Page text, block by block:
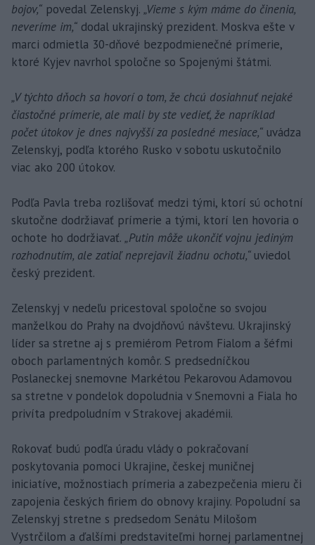
bojov,“ povedal Zelenskyj. „Vieme s kým máme do činenia,
neveríme im,“ dodal ukrajinský prezident. Moskva ešte v
marci odmietla 30-dňové bezpodmienečné prímerie,
ktoré Kyjev navrhol spoločne so Spojenými štátmi.
„V týchto dňoch sa hovorí o tom, že chcú dosiahnuť nejaké
čiastočné prímerie, ale mali by ste vedieť, že napríklad
počet útokov je dnes najvyšší za posledné mesiace,“ uvádza
Zelenskyj, podľa ktorého Rusko v sobotu uskutočnilo
viac ako 200 útokov.
Podľa Pavla treba rozlišovať medzi tými, ktorí sú ochotní
skutočne dodržiavať prímerie a tými, ktorí len hovoria o
ochote ho dodržiavať. „Putin môže ukončiť vojnu jediným
rozhodnutím, ale zatiaľ neprejavil žiadnu ochotu,“ uviedol
český prezident.
Zelenskyj v nedeľu pricestoval spoločne so svojou
manželkou do Prahy na dvojdňovú návštevu. Ukrajinský
líder sa stretne aj s premiérom Petrom Fialom a šéfmi
oboch parlamentných komôr. S predsedníčkou
Poslaneckej snemovne Markétou Pekarovou Adamovou
sa stretne v pondelok dopoludnia v Snemovni a Fiala ho
privíta predpoludním v Strakovej akadémii.
Rokovať budú podľa úradu vlády o pokračovaní
poskytovania pomoci Ukrajine, českej muničnej
iniciatíve, možnostiach prímeria a zabezpečenia mieru či
zapojenia českých firiem do obnovy krajiny. Popoludní sa
Zelenskyj stretne s predsedom Senátu Milošom
Vystrčilom a ďalšími predstaviteľmi hornej parlamentnej